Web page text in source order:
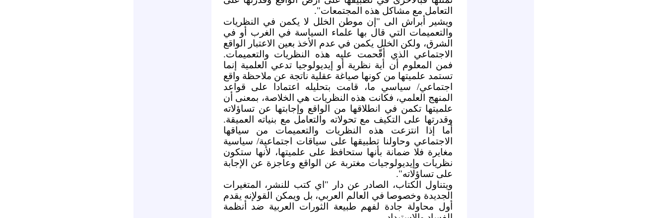
التعامل مع مشاكل هذه المجتمعات".
ويشير أبراش الى "إن موطن الخلل لا يكمن في النظريات
والتعميمات التي قال بها علماء السياسة في الغرب أو في
الشرق، ولكن الخلل يكمن في عدم الأخذ بعين الاعتبار الواقع
الاجتماعي الذي أقّحمت عليه هذه النظريات والتعميمات.
فمن المعلوم أن أية نظرية أو إيديولوجيا تدعي العلمية إنما
تستمد علميتها من كونها صياغة عقلية ناتجة عن ملاحظة واقع
اجتماعي/ سياسي ما، قامت بتحليله اعتمادا على قواعد
المنهج العلمي، فكانت هذه النظريات هي الخلاصة، بمعنى أن
علميتها تكمن في انطلاقها من الواقع وإجابتها عن تساؤلاته
وقدرتها على التكيف مع تحولاته والتعامل مع بنياته العميقة.
أما إذا انتزعت هذه النظريات والتعميمات من سياقها
الاجتماعي وحاولنا تطبيقها على سياقات اجتماعية/ سياسية
مغايرة فلا ضمانة بأنها ستحافظ على علميتها، لأنها ستكون
نظريات وإيديولوجيات مغتربة عن الواقع وعاجزة عن الإجابة
على تساؤلاته".
ويتناول الكتاب، الصادر عن دار "اي كتب للنشر، المتغيرات
الجديدة وخصوصا في العالم العربي، بل ويمكن القولإنه يقدم
أول محاولة جادة لفهم طبيعة الثورات العربية ضد أنظمة